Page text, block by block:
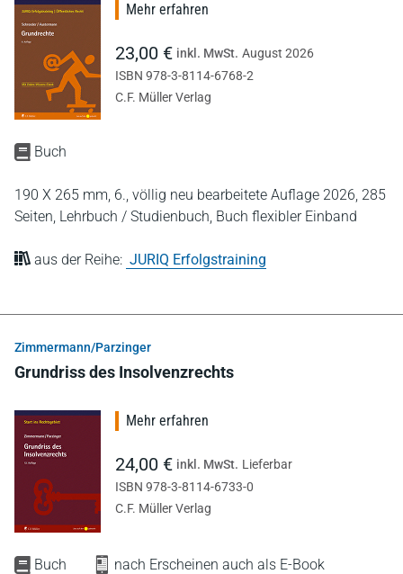
Buch
190 X 265 mm, 6., völlig neu bearbeitete Auflage 2026, 285
Seiten, Lehrbuch / Studienbuch, Buch flexibler Einband
aus der Reihe: JURIQ Erfolgstraining
Mehr erfahren
23,00 € inkl. MwSt. August 2026
ISBN 978-3-8114-6768-2
C.F. Müller Verlag
Zimmermann/Parzinger
Grundriss des Insolvenzrechts
Buch
nach Erscheinen auch als E-Book
Mehr erfahren
24,00 € inkl. MwSt. Lieferbar
ISBN 978-3-8114-6733-0
C.F. Müller Verlag